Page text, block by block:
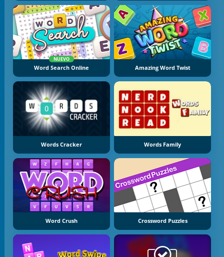
NUEVO
Word Search Online Amazing Word Twist
Words Cracker Words Family
Word Crush Crossword Puzzles